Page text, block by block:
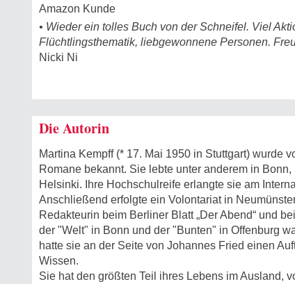
Amazon Kunde
• Wieder ein tolles Buch von der Schneifel. Viel
Flüchtlingsthematik, liebgewonnene Personen.
Nicki Ni
Die Autorin
Martina Kempff (* 17. Mai 1950 in Stuttgart) wurde
Romane bekannt. Sie lebte unter anderem in
Helsinki. Ihre Hochschulreife erlangte sie am
Anschließend erfolgte ein Volontariat in
Redakteurin beim Berliner Blatt „Der Abend“ und
der "Welt" in Bonn und der "Bunten" in Offenburg
hatte sie an der Seite von Johannes Fried einen
Wissen.
Sie hat den größten Teil ihres Lebens im Ausland,